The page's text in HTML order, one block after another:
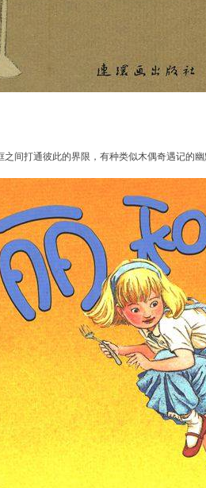
间打通彼此的界限，有种类似木偶奇遇记的